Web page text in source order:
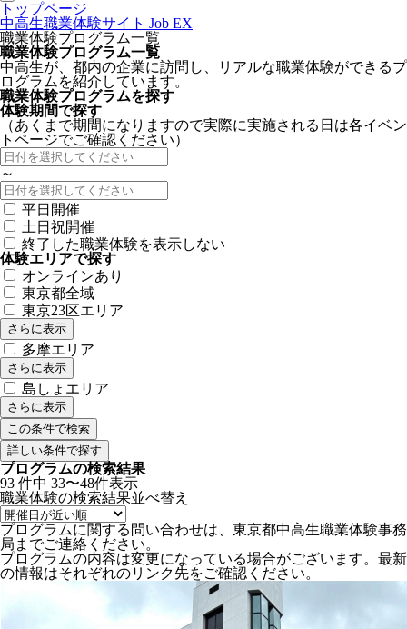
トップページ
中高生職業体験サイト Job EX
職業体験プログラム一覧
職業体験プログラム一覧
中高生が、都内の企業に訪問し、リアルな職業体験ができるプ
ログラムを紹介しています。
職業体験プログラムを探す
体験期間で探す
（あくまで期間になりますので実際に実施される日は各イベン
トページでご確認ください）
～
平日開催
土日祝開催
終了した職業体験を表示しない
体験エリアで探す
オンラインあり
東京都全域
東京23区エリア
さらに表示
多摩エリア
さらに表示
島しょエリア
さらに表示
詳しい条件で探す
プログラムの検索結果
93 件中 33〜48件表示
職業体験の検索結果並べ替え
プログラムに関する問い合わせは、東京都中高生職業体験事務
局までご連絡ください。
プログラムの内容は変更になっている場合がございます。最新
の情報はそれぞれのリンク先をご確認ください。